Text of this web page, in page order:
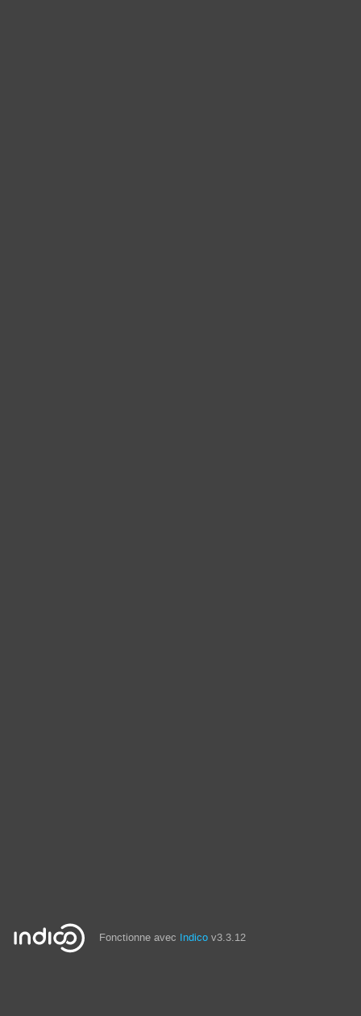
Fonctionne avec Indico v3.3.12